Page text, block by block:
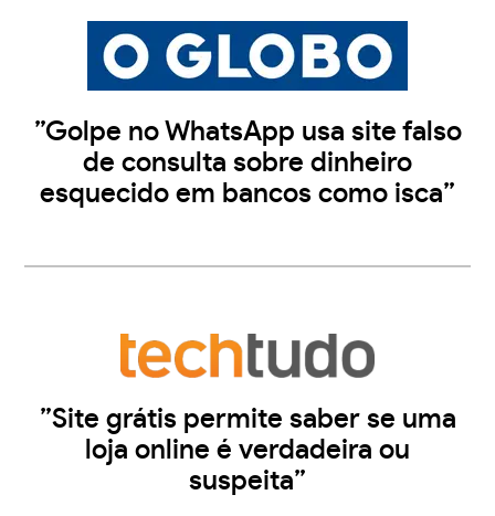
”Golpe no WhatsApp usa site falso
de consulta sobre dinheiro
esquecido em bancos como isca”
”Site grátis permite saber se uma
loja online é verdadeira ou
suspeita”